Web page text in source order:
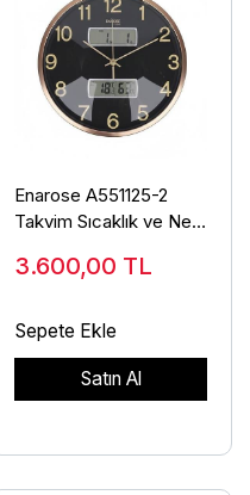
Enarose A551125-2
Takvim Sıcaklık ve Nem
3.600,00 TL
Sepete Ekle
Satın Al